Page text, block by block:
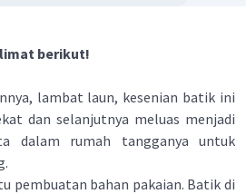
berikut!
lambat laun, kesenian batik ini
dan selanjutnya meluas menjadi
dalam rumah tangganya untuk
pembuatan bahan pakaian. Batik di